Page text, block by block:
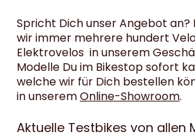
Spricht Dich unser Angebot
wir immer mehrere hundert
Elektrovelos in unserem
Modelle Du im Bikestop sofort
welche wir für Dich bestellen
in unseremOnline-Showroom.
Aktuelle Testbikes von allen